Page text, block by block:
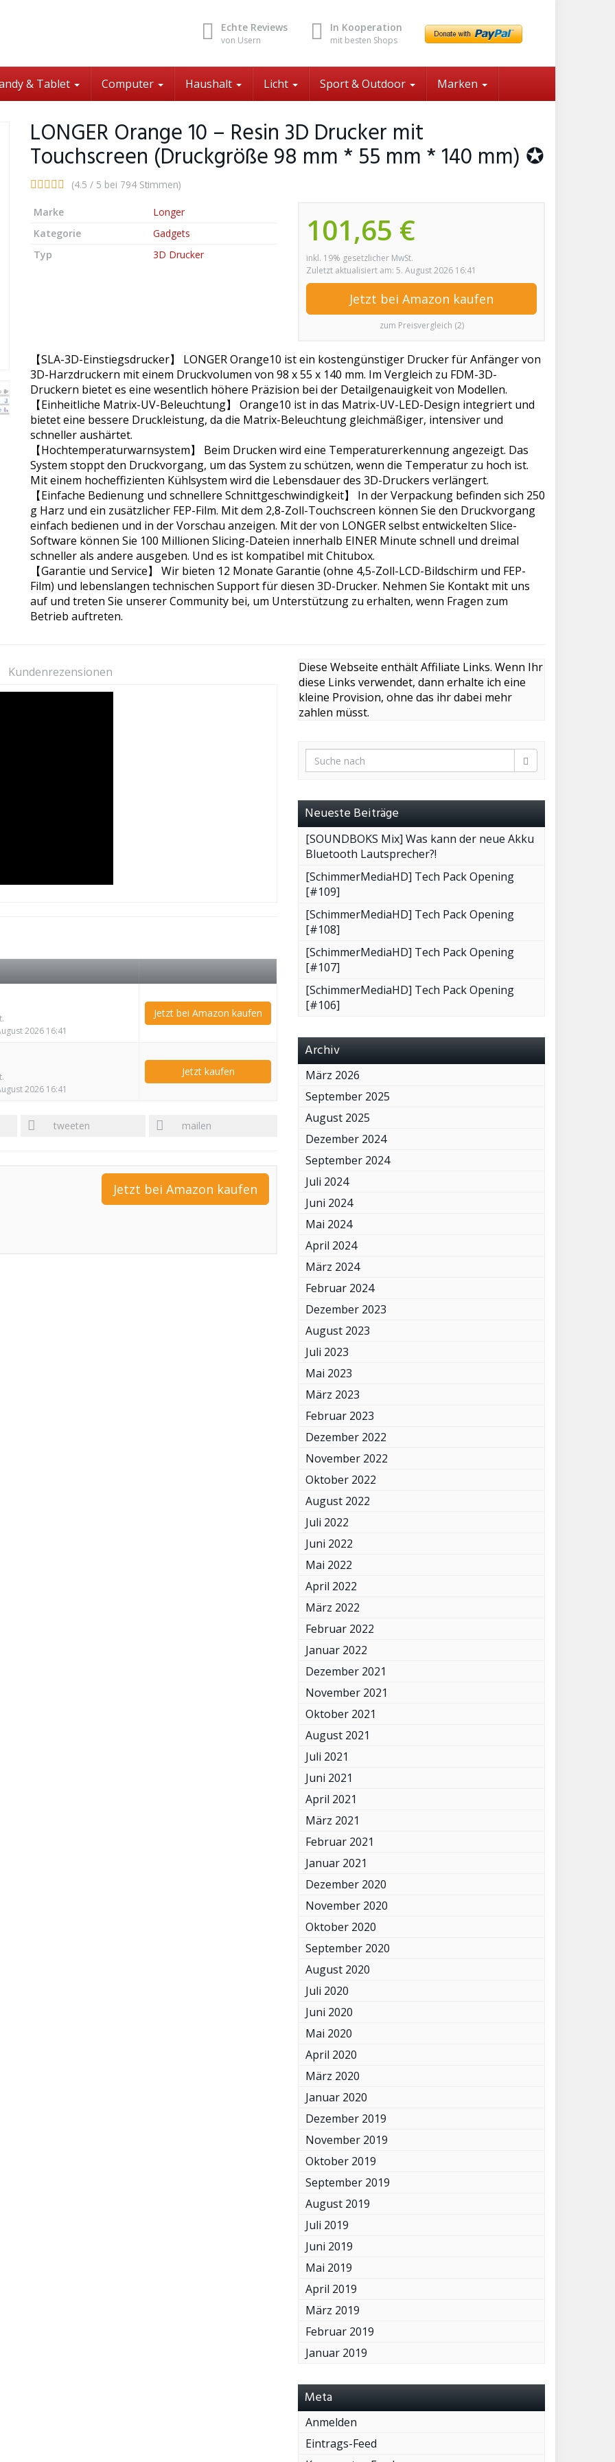
Echte Reviews
von Usern
In Kooperation
mit besten Shops
& Tablet Computer Haushalt Licht Sport & Outdoor Marken
LONGER Orange 10 – Resin 3D Drucker mit
Touchscreen (Druckgröße 98 mm * 55 mm * 140 mm) ✪
(4.5 / 5 bei 794 Stimmen)
101,65 €
inkl. 19% gesetzlicher MwSt.
Zuletzt aktualisiert am: 5. August 2026 16:41
Jetzt bei Amazon kaufen
zum Preisvergleich (2)
Marke
Longer
Kategorie
Gadgets
Typ
3D Drucker
【SLA-3D-Einstiegsdrucker】 LONGER Orange10 ist ein kostengünstiger Drucker für Anfänger von
3D-Harzdruckern mit einem Druckvolumen von 98 x 55 x 140 mm. Im Vergleich zu FDM-3D-
Druckern bietet es eine wesentlich höhere Präzision bei der Detailgenauigkeit von Modellen.
【Einheitliche Matrix-UV-Beleuchtung】 Orange10 ist in das Matrix-UV-LED-Design integriert und
bietet eine bessere Druckleistung, da die Matrix-Beleuchtung gleichmäßiger, intensiver und
schneller aushärtet.
【Hochtemperaturwarnsystem】 Beim Drucken wird eine Temperaturerkennung angezeigt. Das
System stoppt den Druckvorgang, um das System zu schützen, wenn die Temperatur zu hoch ist.
Mit einem hocheffizienten Kühlsystem wird die Lebensdauer des 3D-Druckers verlängert.
【Einfache Bedienung und schnellere Schnittgeschwindigkeit】 In der Verpackung befinden sich 250
g Harz und ein zusätzlicher FEP-Film. Mit dem 2,8-Zoll-Touchscreen können Sie den Druckvorgang
einfach bedienen und in der Vorschau anzeigen. Mit der von LONGER selbst entwickelten Slice-
Software können Sie 100 Millionen Slicing-Dateien innerhalb EINER Minute schnell und dreimal
schneller als andere ausgeben. Und es ist kompatibel mit Chitubox.
【Garantie und Service】 Wir bieten 12 Monate Garantie (ohne 4,5-Zoll-LCD-Bildschirm und FEP-
Film) und lebenslangen technischen Support für diesen 3D-Drucker. Nehmen Sie Kontakt mit uns
auf und treten Sie unserer Community bei, um Unterstützung zu erhalten, wenn Fragen zum
Betrieb auftreten.
Kundenrezensionen
2026 16:41
Jetzt bei Amazon kaufen
2026 16:41
Jetzt kaufen
tweeten mailen
Jetzt bei Amazon kaufen
Diese Webseite enthält Affiliate Links. Wenn Ihr
diese Links verwendet, dann erhalte ich eine
kleine Provision, ohne das ihr dabei mehr
zahlen müsst.
Neueste Beiträge
[SOUNDBOKS Mix] Was kann der neue Akku
Bluetooth Lautsprecher?!
[SchimmerMediaHD] Tech Pack Opening
[#109]
[SchimmerMediaHD] Tech Pack Opening
[#108]
[SchimmerMediaHD] Tech Pack Opening
[#107]
[SchimmerMediaHD] Tech Pack Opening
[#106]
Archiv
März 2026
September 2025
August 2025
Dezember 2024
September 2024
Juli 2024
Juni 2024
Mai 2024
April 2024
März 2024
Februar 2024
Dezember 2023
August 2023
Juli 2023
Mai 2023
März 2023
Februar 2023
Dezember 2022
November 2022
Oktober 2022
August 2022
Juli 2022
Juni 2022
Mai 2022
April 2022
März 2022
Februar 2022
Januar 2022
Dezember 2021
November 2021
Oktober 2021
August 2021
Juli 2021
Juni 2021
April 2021
März 2021
Februar 2021
Januar 2021
Dezember 2020
November 2020
Oktober 2020
September 2020
August 2020
Juli 2020
Juni 2020
Mai 2020
April 2020
März 2020
Januar 2020
Dezember 2019
November 2019
Oktober 2019
September 2019
August 2019
Juli 2019
Juni 2019
Mai 2019
April 2019
März 2019
Februar 2019
Januar 2019
Meta
Anmelden
Eintrags-Feed